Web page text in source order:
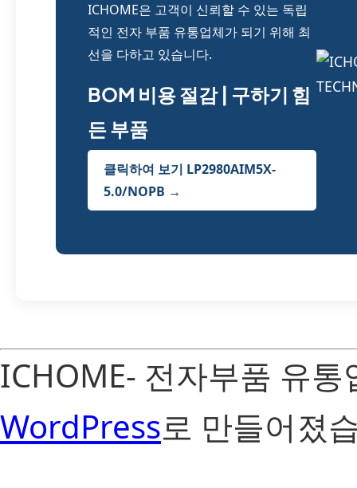
ICHOME은 고객이 신뢰할 수 있는 독립
적인 전자 부품 유통업체가 되기 위해 최
선을 다하고 있습니다.
BOM 비용 절감 | 구하기 힘
든 부품
클릭하여 보기 LP2980AIM5X-
5.0/NOPB →
ICHOME- 전자부품 유
WordPress로 만들어졌